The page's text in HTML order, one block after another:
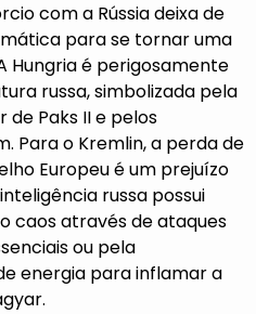
com a Rússia deixa de
para se tornar uma
Hungria é perigosamente
russa, simbolizada pela
de Paks II e pelos
Para o Kremlin, a perda de
Europeu é um prejuízo
russa possui
caos através de ataques
ou pela
energia para inflamar a